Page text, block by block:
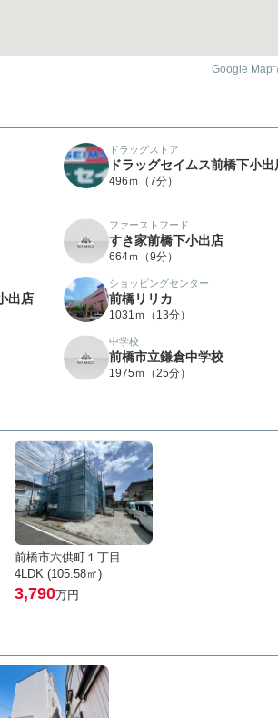
Google Map
ドラッグストア
ドラッグセイムス前橋下小出
496ｍ（7分）
ファーストフード
すき家前橋下小出店
664ｍ（9分）
出店
ショッピングセンター
前橋リリカ
1031ｍ（13分）
中学校
前橋市立鎌倉中学校
1975ｍ（25分）
前橋市六供町１丁目
4LDK (105.58㎡)
3,790万円